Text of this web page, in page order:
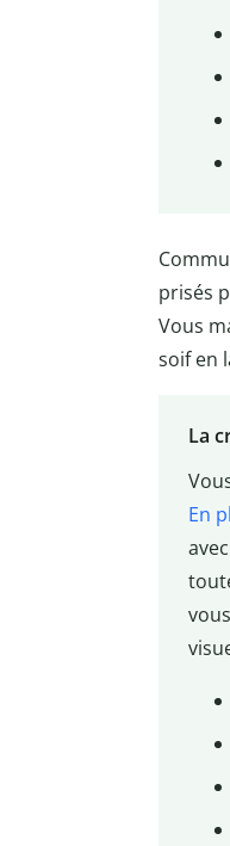
prisés
Vous
soif en
La
En